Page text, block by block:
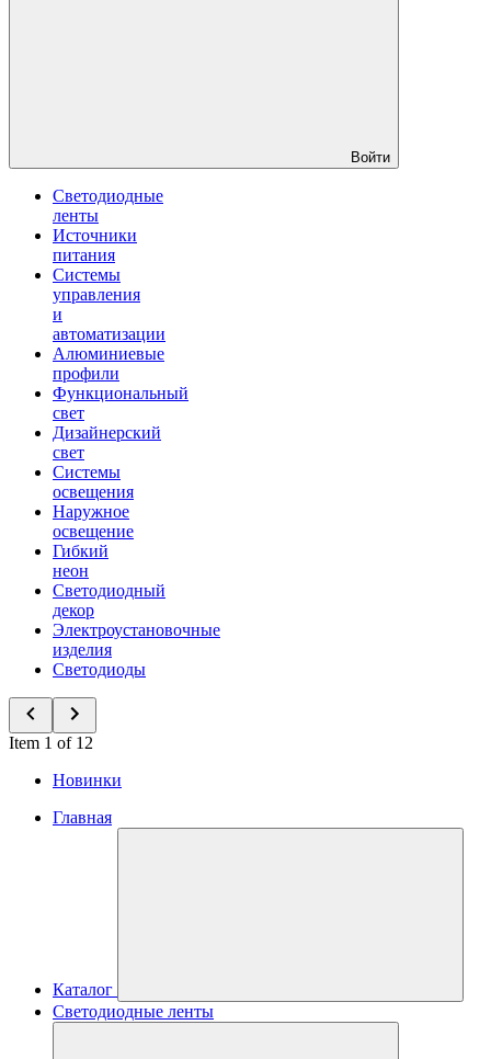
Войти
Светодиодные
ленты
Источники
питания
Системы
управления
и
автоматизации
Алюминиевые
профили
Функциональный
свет
Дизайнерский
свет
Системы
освещения
Наружное
освещение
Гибкий
неон
Светодиодный
декор
Электроустановочные
изделия
Светодиоды
Item 1 of 12
Новинки
Главная
Каталог
Светодиодные ленты